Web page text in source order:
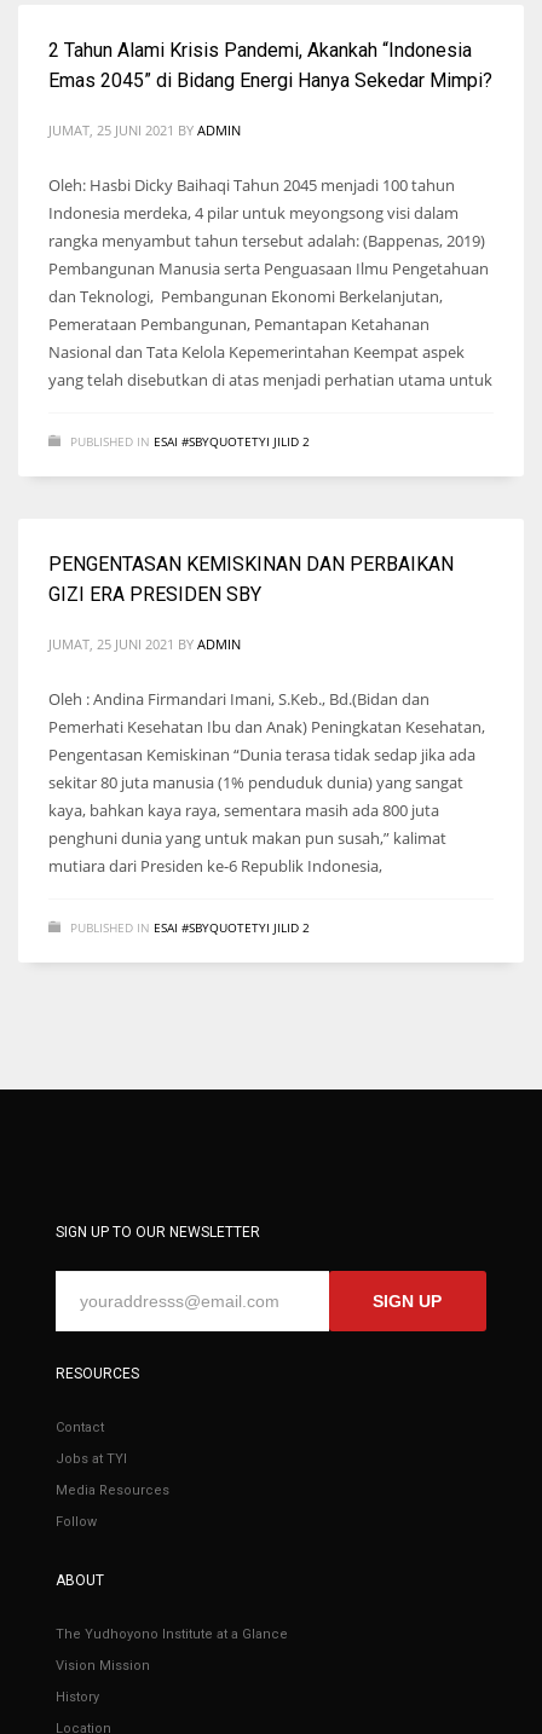
2 Tahun Alami Krisis Pandemi, Akankah “Indonesia
Emas 2045” di Bidang Energi Hanya Sekedar Mimpi?
JUMAT, 25 JUNI 2021 BY ADMIN
Oleh: Hasbi Dicky Baihaqi Tahun 2045 menjadi 100 tahun
Indonesia merdeka, 4 pilar untuk meyongsong visi dalam
rangka menyambut tahun tersebut adalah: (Bappenas, 2019)
Pembangunan Manusia serta Penguasaan Ilmu Pengetahuan
dan Teknologi, Pembangunan Ekonomi Berkelanjutan,
Pemerataan Pembangunan, Pemantapan Ketahanan
Nasional dan Tata Kelola Kepemerintahan Keempat aspek
yang telah disebutkan di atas menjadi perhatian utama untuk
PUBLISHED IN ESAI #SBYQUOTETYI JILID 2
PENGENTASAN KEMISKINAN DAN PERBAIKAN
GIZI ERA PRESIDEN SBY
JUMAT, 25 JUNI 2021 BY ADMIN
Oleh : Andina Firmandari Imani, S.Keb., Bd.(Bidan dan
Pemerhati Kesehatan Ibu dan Anak) Peningkatan Kesehatan,
Pengentasan Kemiskinan “Dunia terasa tidak sedap jika ada
sekitar 80 juta manusia (1% penduduk dunia) yang sangat
kaya, bahkan kaya raya, sementara masih ada 800 juta
penghuni dunia yang untuk makan pun susah,” kalimat
mutiara dari Presiden ke-6 Republik Indonesia,
PUBLISHED IN ESAI #SBYQUOTETYI JILID 2
SIGN UP TO OUR NEWSLETTER
SIGN UP
RESOURCES
Contact
Jobs at TYI
Media Resources
Follow
ABOUT
The Yudhoyono Institute at a Glance
Vision Mission
History
Location